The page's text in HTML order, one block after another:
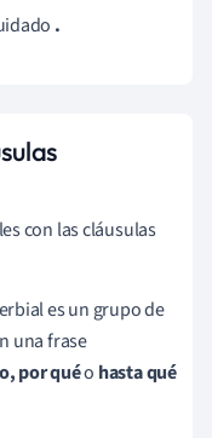
.
con las cláusulas
es un grupo de
una frase
por quéo hasta qué